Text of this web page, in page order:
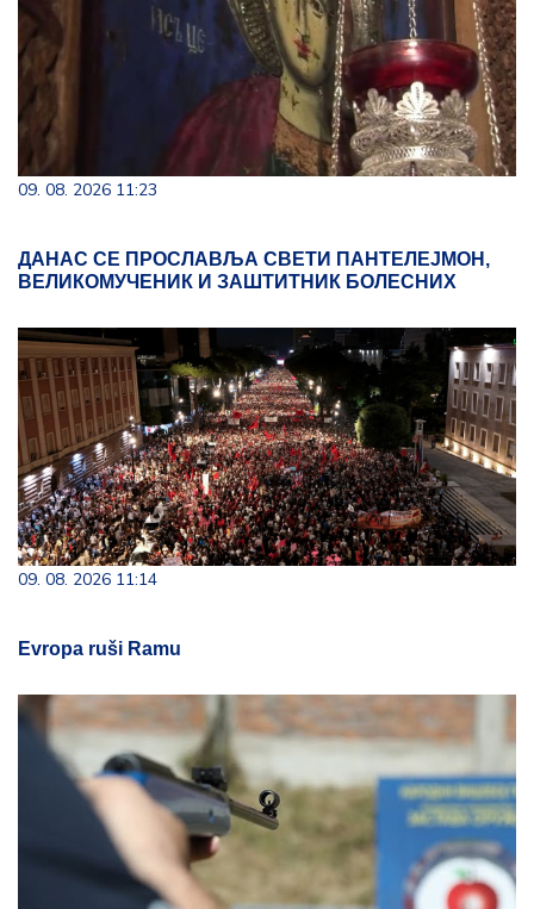
09. 08. 2026 11:23
ДАНАС СЕ ПРОСЛАВЉА СВЕТИ ПАНТЕЛЕЈМОН,
ВЕЛИКОМУЧЕНИК И ЗАШТИТНИК БОЛЕСНИХ
09. 08. 2026 11:14
Evropa ruši Ramu